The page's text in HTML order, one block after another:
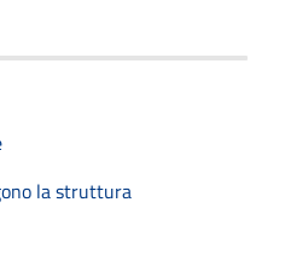
la struttura